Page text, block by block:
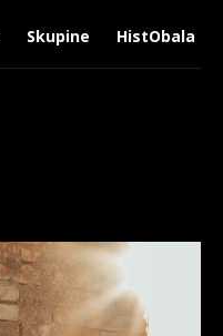
Skupine HistObala